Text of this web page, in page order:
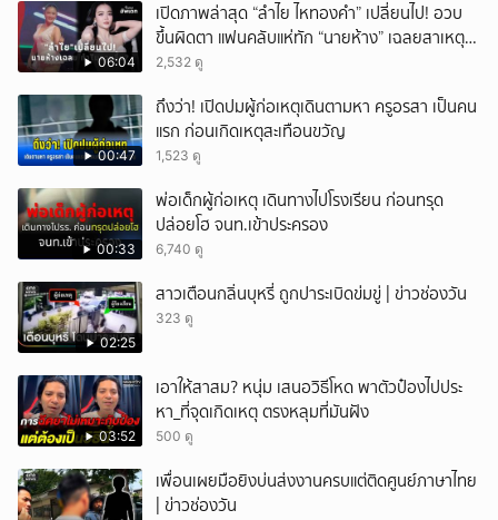
06:04
เปิดภาพล่าสุด “ลำไย ไหทองคำ” เปลี่ยนไป! อวบ
ขึ้นผิดตา แฟนคลับแห่ทัก “นายห้าง” เฉลยสาเหตุ
ชัด!
2,532 ดู
00:47
ถึงว่า! เปิดปมผู้ก่อเหตุเดินตามหา ครูอรสา เป็นคน
แรก ก่อนเกิดเหตุสะเทือนขวัญ
1,523 ดู
00:33
พ่อเด็กผู้ก่อเหตุ เดินทางไปโรงเรียน ก่อนทรุด
ปล่อยโฮ จนท.เข้าประครอง
6,740 ดู
02:25
สาวเตือนกลิ่นบุหรี่ ถูกปาระเบิดข่มขู่ | ข่าวช่องวัน
323 ดู
03:52
เอาให้สาสม? หนุ่ม เสนอวิธีโหด พาตัวป๋องไปประ
หา_ที่จุดเกิดเหตุ ตรงหลุมที่มันฝัง
500 ดู
เพื่อนเผยมือยิงบ่นส่งงานครบแต่ติดศูนย์ภาษาไทย
| ข่าวช่องวัน